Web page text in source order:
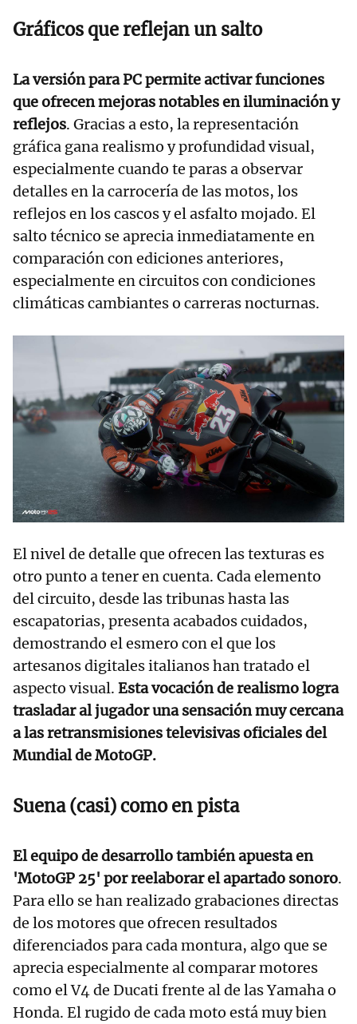
Gráficos que reflejan un salto
La versión para PC permite activar funciones
que ofrecen mejoras notables en iluminación y
reflejos. Gracias a esto, la representación
gráfica gana realismo y profundidad visual,
especialmente cuando te paras a observar
detalles en la carrocería de las motos, los
reflejos en los cascos y el asfalto mojado. El
salto técnico se aprecia inmediatamente en
comparación con ediciones anteriores,
especialmente en circuitos con condiciones
climáticas cambiantes o carreras nocturnas.
El nivel de detalle que ofrecen las texturas es
otro punto a tener en cuenta. Cada elemento
del circuito, desde las tribunas hasta las
escapatorias, presenta acabados cuidados,
demostrando el esmero con el que los
artesanos digitales italianos han tratado el
aspecto visual. Esta vocación de realismo logra
trasladar al jugador una sensación muy cercana
a las retransmisiones televisivas oficiales del
Mundial de MotoGP.
Suena (casi) como en pista
El equipo de desarrollo también apuesta en
'MotoGP 25' por reelaborar el apartado sonoro.
Para ello se han realizado grabaciones directas
de los motores que ofrecen resultados
diferenciados para cada montura, algo que se
aprecia especialmente al comparar motores
como el V4 de Ducati frente al de las Yamaha o
Honda. El rugido de cada moto está muy bien